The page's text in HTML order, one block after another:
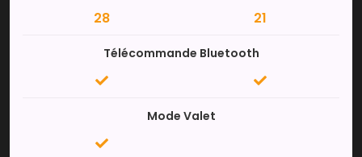
28 21
Télécommande Bluetooth
Mode Valet